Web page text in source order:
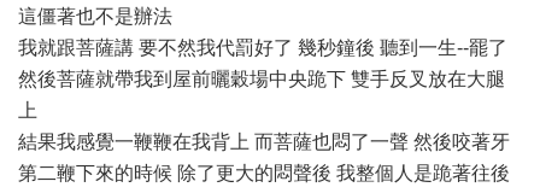
這僵著也不是辦法
我就跟菩薩講 要不然我代罰好了 幾秒鐘後 聽到一生--罷了
然後菩薩就帶我到屋前曬穀場中央跪下 雙手反叉放在大腿
上
結果我感覺一鞭鞭在我背上 而菩薩也悶了一聲 然後咬著牙
第二鞭下來的時候 除了更大的悶聲後 我整個人是跪著往後